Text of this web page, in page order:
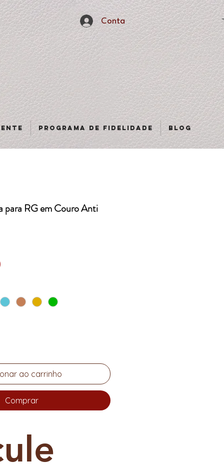
Conta
Programa de fidelidade Blog
para RG em Couro Anti
ao carrinho
Comprar